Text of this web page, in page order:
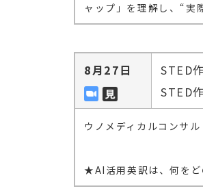
ャップ」を理解し、“実
8月27日
STED
STED
ウノメディカルコン
★AI活用英訳は、何をど